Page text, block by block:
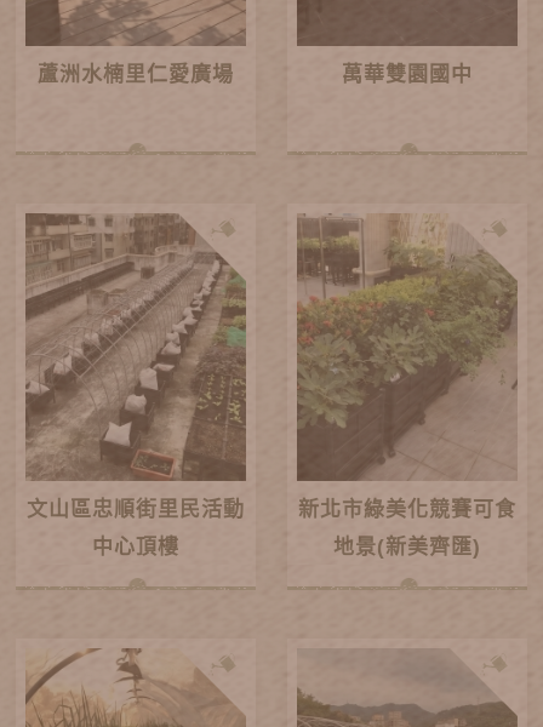
蘆洲水楠里仁愛廣場 萬華雙園國中
文山區忠順街里民活動
中心頂樓
新北市綠美化競賽可食
地景(新美齊匯)